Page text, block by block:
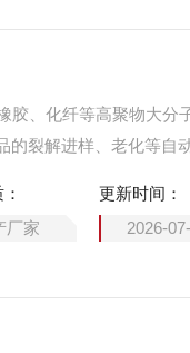
胶、化纤等高聚物大分
的裂解进样、老化等自
厂家
更新时间：
2026-